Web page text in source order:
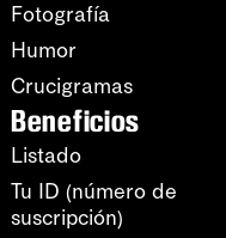
Fotografía
Humor
Crucigramas
Beneficios
Listado
Tu ID (número de
suscripción)